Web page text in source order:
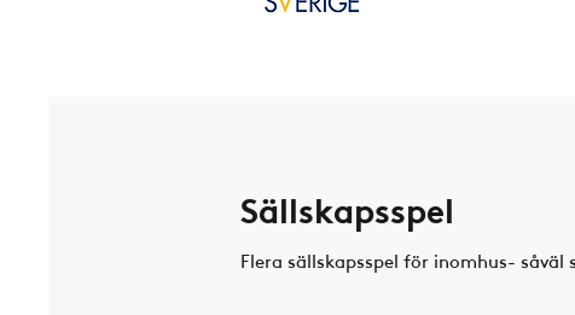
Sällskapsspel
Flera sällskapsspel för inomhus-